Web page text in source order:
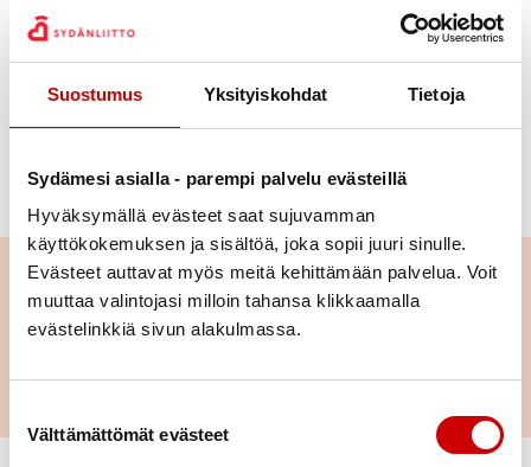
Suostumus Yksityiskohdat Tietoja
Sydämesi asialla - parempi palvelu evästeillä
Hyväksymällä evästeet saat sujuvamman
käyttökokemuksen ja sisältöä, joka sopii juuri sinulle.
Evästeet auttavat myös meitä kehittämään palvelua. Voit
muuttaa valintojasi milloin tahansa klikkaamalla
evästelinkkiä sivun alakulmassa.
Välttämättömät evästeet
Saamme vuosittain noin miljoona euroa yksityislahjoituksina.
Testamenttituottojen lisäksi lahjoituksia tuovat erilaiset
keräyskampanjat. Esimerkiksi perinteinen joulukalenterimme on
ihastuttanut lahjoittajiamme jo lähes kymmenen vuotta. Lisäksi
TUTUSTU LAHJOITUSMAHDOLLISUUKSIIN
Arvomme ovat ihmisen kunnioittaminen,
tavoitteellisuus.